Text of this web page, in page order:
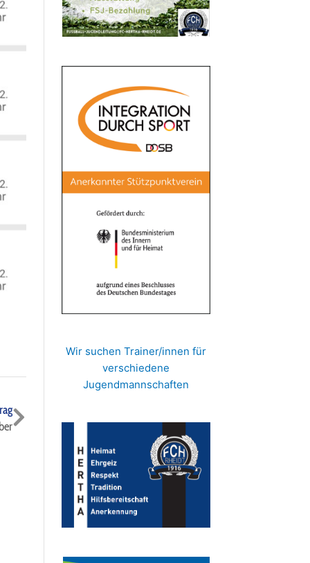
Nächster
Wir suchen Trainer/innen für
verschiedene
Jugendmannschaften